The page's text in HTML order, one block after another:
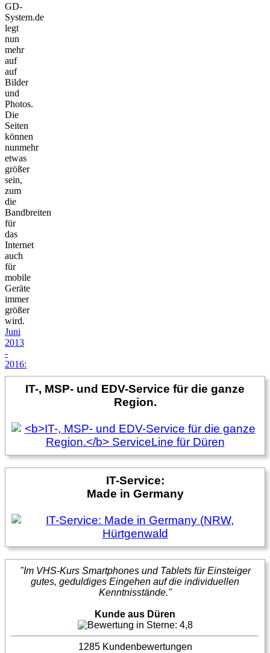
GD-
System.de
legt
nun
mehr
auf
auf
Bilder
und
Photos.
Die
Seiten
können
nunmehr
etwas
größer
sein,
zum
die
Bandbreiten
für
das
Internet
auch
für
mobile
Geräte
immer
größer
wird.
Juni
2013
-
2016:
IT-, MSP- und EDV-Service für die ganze
Region.
IT-Service:
Made in Germany
"Im VHS-Kurs Smartphones und Tablets für Einsteiger
gutes, geduldiges Eingehen auf die individuellen
Kenntnisstände."
Kunde aus Düren
1285 Kundenbewertungen